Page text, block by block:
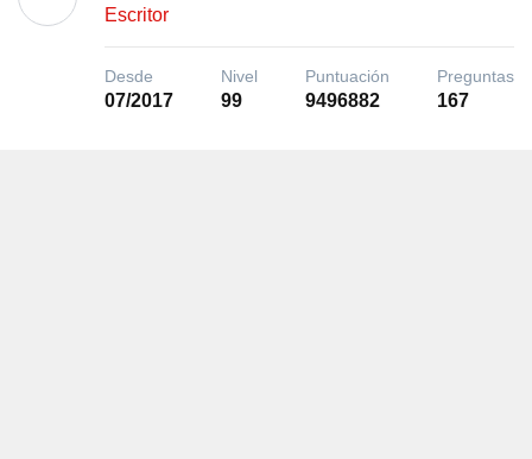
Escritor
Desde
07/2017
Nivel
99
Puntuación
9496882
Preguntas
167